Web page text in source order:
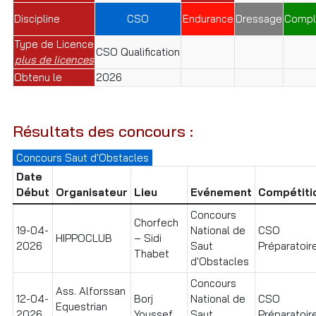
Discipline CSO Endurance Dressage
Type de Licence
plus de licences
CSO Qualification
Obtenu le
2026
Résultats des concours :
Concours Saut d'Obstacles
Date
Début Organisateur Lieu Evénement
19-04-
2026
HIPPOCLUB
Chorfech
– Sidi
Thabet
Concours
National de
Saut
d'Obstacles
CSO
12-04-
Ass. Alforssan
Equestrian
Borj
Concours
National de
CSO